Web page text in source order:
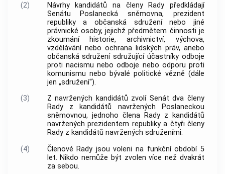
(2)
Návrhy kandidátů na členy Rady předkládají
Senátu Poslanecká sněmovna, prezident
republiky a občanská sdružení nebo jiné
právnické osoby, jejichž předmětem činnosti je
zkoumání historie, archivnictví, výchova,
vzdělávání nebo ochrana lidských práv, anebo
občanská sdružení sdružující účastníky odboje
proti nacismu nebo odboje nebo odporu proti
komunismu nebo bývalé politické vězně (dále
jen „sdružení“).
(3)
Z navržených kandidátů zvolí Senát dva členy
Rady z kandidátů navržených Poslaneckou
sněmovnou, jednoho člena Rady z kandidátů
navržených prezidentem republiky a čtyři členy
Rady z kandidátů navržených sdruženími.
(4)
Členové Rady jsou voleni na funkční období 5
let. Nikdo nemůže být zvolen více než dvakrát
za sebou.